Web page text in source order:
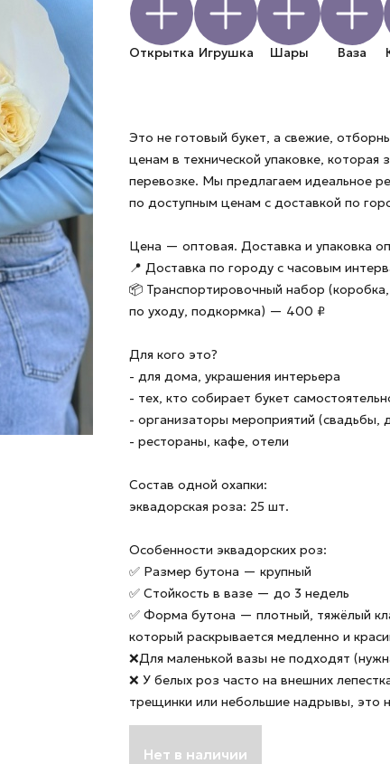
Открытка Игрушка Шары Ваза
Это не готовый букет, а свежие,
ценам в технической упаковке,
перевозке. Мы предлагаем идеальное
по доступным ценам с доставкой по
Цена — оптовая. Доставка и упаковка
📍 Доставка по городу с часовым
📦 Транспортировочный набор
по уходу, подкормка) — 400 ₽
Для кого это?
- для дома, украшения интерьера
- тех, кто собирает букет
- организаторы мероприятий (свадьбы,
- рестораны, кафе, отели
Состав одной охапки:
эквадорская роза: 25 шт.
Особенности эквадорских роз:
✅ Размер бутона — крупный
✅ Стойкость в вазе — до 3 недель
✅ Форма бутона — плотный, тяжёлый
который раскрывается медленно и
❌Для маленькой вазы не подходят
❌ У белых роз часто на внешних
трещинки или небольшие надрывы, это
Нет в наличии